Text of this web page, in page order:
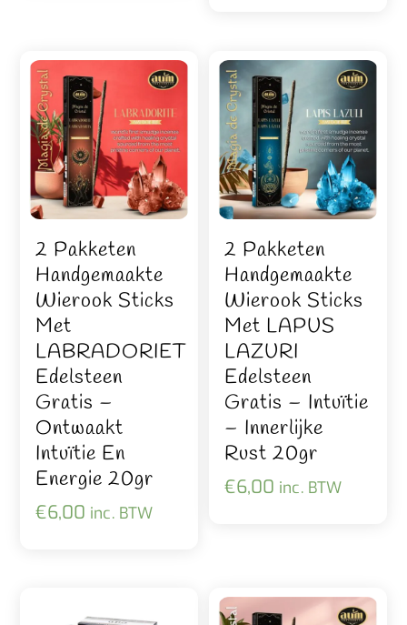
2 Pakketen
Handgemaakte
Wierook Sticks
Met
LABRADORIET
Edelsteen
Gratis –
Ontwaakt
Intuïtie En
Energie 20gr
€6,00 inc. BTW
2 Pakketen
Handgemaakte
Wierook Sticks
Met LAPUS
LAZURI
Edelsteen
Gratis – Intuïtie
– Innerlijke
Rust 20gr
€6,00 inc. BTW